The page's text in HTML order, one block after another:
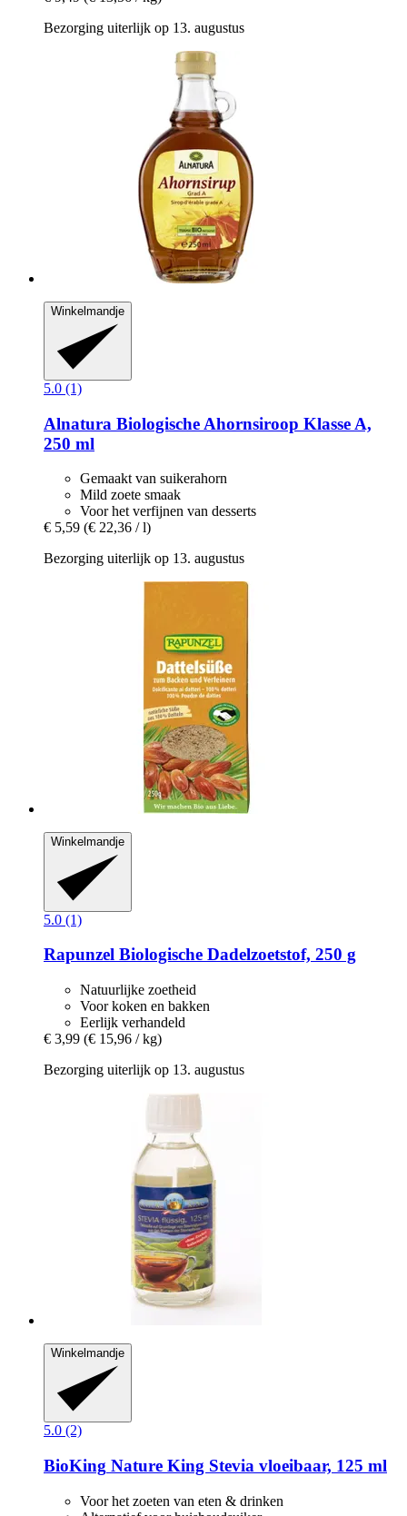
Bezorging uiterlijk op 13. augustus
Winkelmandje
5.0 (1)
Alnatura Biologische Ahornsiroop Klasse A,
250 ml
Gemaakt van suikerahorn
Mild zoete smaak
Voor het verfijnen van desserts
€ 5,59 (€ 22,36 / l)
Bezorging uiterlijk op 13. augustus
Winkelmandje
5.0 (1)
Rapunzel Biologische Dadelzoetstof, 250 g
Natuurlijke zoetheid
Voor koken en bakken
Eerlijk verhandeld
€ 3,99 (€ 15,96 / kg)
Bezorging uiterlijk op 13. augustus
Winkelmandje
5.0 (2)
BioKing Nature King Stevia vloeibaar, 125 ml
Voor het zoeten van eten & drinken